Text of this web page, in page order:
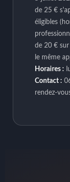
de 25 €
éligibles
de 20 € sur
le même
Horaires :
Contact :
rendez-